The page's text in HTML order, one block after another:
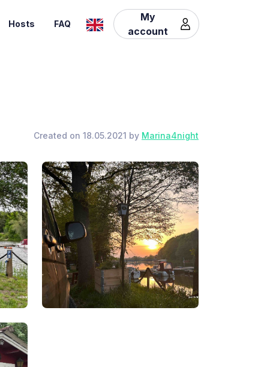
Hosts FAQ
My
account
Created on 18.05.2021 by Marina4night